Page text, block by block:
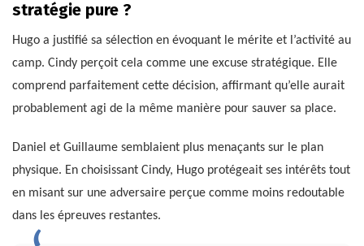
stratégie pure ?
Hugo a justifié sa sélection en évoquant le mérite et l’activité au
camp. Cindy perçoit cela comme une excuse stratégique. Elle
comprend parfaitement cette décision, affirmant qu’elle aurait
probablement agi de la même manière pour sauver sa place.
Daniel et Guillaume semblaient plus menaçants sur le plan
physique. En choisissant Cindy, Hugo protégeait ses intérêts tout
en misant sur une adversaire perçue comme moins redoutable
dans les épreuves restantes.